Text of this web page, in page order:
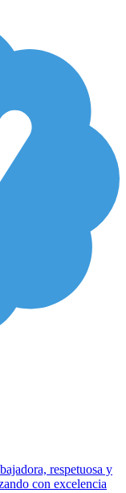
respetuosa y
con excelencia